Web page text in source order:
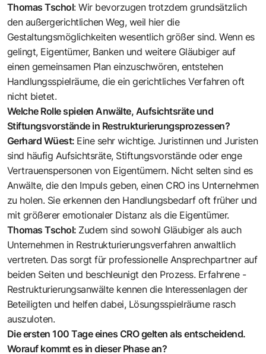
Thomas Tschol: Wir bevorzugen trotzdem grundsätzlich
den außer­gerichtlichen Weg, weil hier die
Gestaltungsmöglichkeiten wesentlich größer sind. Wenn es
gelingt, Eigentümer, ­Banken und weitere Gläubiger auf
einen gemeinsamen Plan einzuschwören, ­entstehen
Handlungsspielräume, die ein gerichtliches Verfahren oft
nicht bietet.
Welche Rolle spielen Anwälte, Aufsichtsräte und
Stiftungsvorstände in Restrukturierungsprozessen?
Gerhard Wüest: Eine sehr wichtige. Juristinnen und Juristen
sind häufig Aufsichtsräte, Stiftungsvorstände oder enge
Vertrauenspersonen von Eigentümern. Nicht selten sind es
Anwälte, die den Impuls geben, einen CRO ins Unternehmen
zu holen. Sie erkennen den Handlungs­bedarf oft früher und
mit größerer emotionaler Distanz als die Eigentümer.
Thomas Tschol: Zudem sind sowohl Gläubiger als auch
Unternehmen in ­Restrukturierungsverfahren anwaltlich
vertreten. Das sorgt für professionelle Ansprechpartner auf
beiden Seiten und beschleunigt den Prozess. Erfahrene ­
Restrukturierungsanwälte kennen die Interessenlagen der
Beteiligten und ­helfen dabei, Lösungsspielräume rasch
auszuloten.
Die ersten 100 Tage eines CRO gelten als entscheidend.
Worauf kommt es in dieser Phase an?